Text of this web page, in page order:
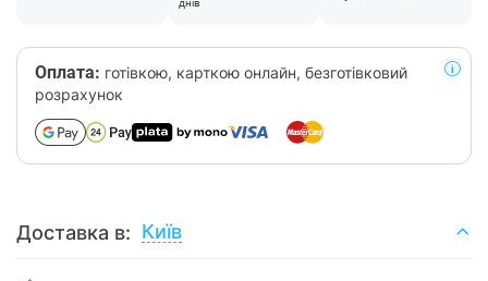
днів
Оплата: готівкою, карткою онлайн, безготівковий
розрахунок
Доставка в: Київ